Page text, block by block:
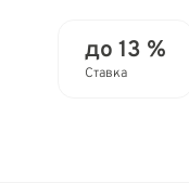
до 13 %
Ставка